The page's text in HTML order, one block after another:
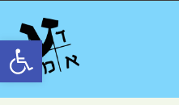
Открыть панель инструментов